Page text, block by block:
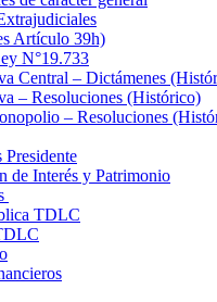
Artículo 39h)
N°19.733
Central – Dictámenes
– Resoluciones (Histórico)
– Resoluciones
Presidente
de Interés y Patrimonio
TDLC